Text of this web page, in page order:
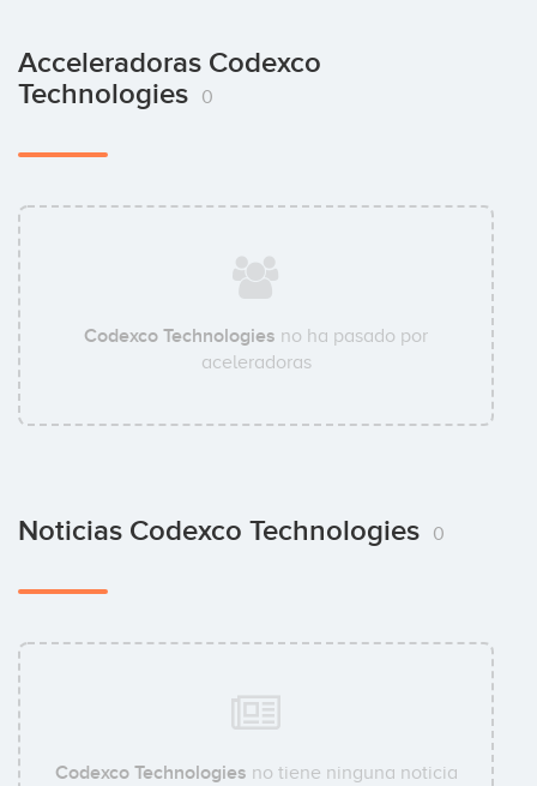
Acceleradoras Codexco
Technologies
0
Codexco Technologies no ha pasado por
aceleradoras
Noticias Codexco Technologies 0
Codexco Technologies no tiene ninguna noticia